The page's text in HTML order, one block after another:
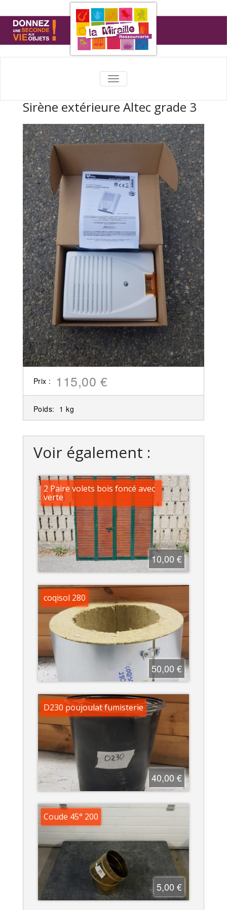
TOGGLE
NAVIGATION
Sirène extérieure Altec grade 3
Prix : 115,00 €
Poids: 1 kg
Voir également :
2 Paire volets bois foncé avec
verte
10,00 €
coqisol 280
50,00 €
D230 poujoulat fumisterie
40,00 €
Coude 45° 200
5,00 €